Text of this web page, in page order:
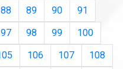
88 89 90
91
97 98 99
100
106 107
108